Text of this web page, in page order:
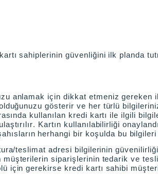
sahiplerinin güvenliğini ilk planda
anlamak için dikkat etmeniz gereken
gösterir ve her türlü
kullanılan kredi kartı ile ilgili
Kartın kullanılabilirliği
herhangi bir koşulda bu
teslimat adresi bilgilerinin güvenilirliği
siparişlerinin tedarik ve
için gerekirse kredi kartı sahibi